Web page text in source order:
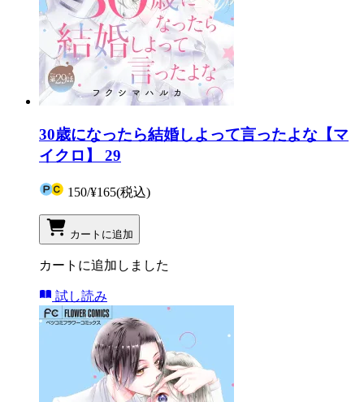
30歳になったら結婚しよって言ったよな【マ
イクロ】 29
150/¥165(税込)
カートに追加
カートに追加しました
試し読み